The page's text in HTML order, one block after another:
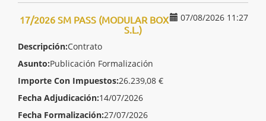
07/08/2026 11:27
17/2026 SM PASS (MODULAR BOX
S.L.)
Descripción:Contrato
Asunto:Publicación Formalización
Importe Con Impuestos:26.239,08 €
Fecha Adjudicación:14/07/2026
Fecha Formalización:27/07/2026